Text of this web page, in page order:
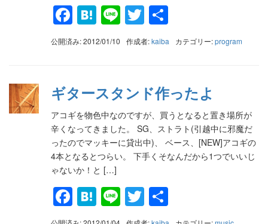
Facebook
Hatena
LineTwitter
有
公開済み: 2012/01/10 作成者:kaiba カテゴリー:program
ギタースタンド作ったよ
アコギを物色中なのですが、買うとなると置き場所が
辛くなってきました。 SG、ストラト(引越中に邪魔だ
ったのでマッキーに貸出中)、 ベース、[NEW]アコギの
4本となるとつらい。 下手くそなんだから1つでいいじ
ゃないか！と […]
Facebook
Hatena
LineTwitter
有